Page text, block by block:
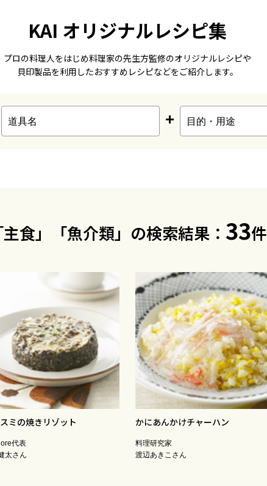
KAI オリジナルレシピ集
プロの料理人をはじめ料理家の先生方監修のオリジナルレシピや
貝印製品を利用したおすすめレシピなどをご紹介します。
+
主食」「魚介類」の検索結果： 33件
ミの焼きリゾット
代表
太さん
かにあんかけチャーハン
料理研究家
渡辺あきこさん